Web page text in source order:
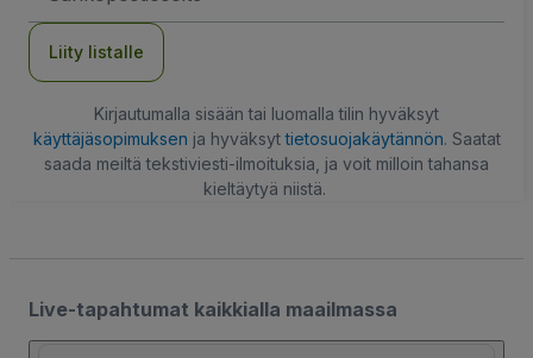
Liity listalle
Kirjautumalla sisään tai luomalla tilin hyväksyt
käyttäjäsopimuksen ja hyväksyttietosuojakäytännön. Saatat
saada meiltä tekstiviesti-ilmoituksia, ja voit milloin tahansa
kieltäytyä niistä.
Live-tapahtumat kaikkialla maailmassa